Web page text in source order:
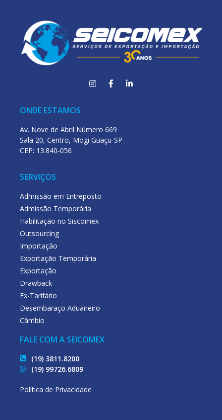
ONDE ESTAMOS
Av. Nove de Abril Número 669
Sala 20, Centro, Mogi Guaçu-SP
CEP: 13.840-056
SERVIÇOS
Admissão em Entreposto
Admissão Temporária
Habilitação no Siscomex
Outsourcing
Importação
Exportação Temporária
Exportação
Drawback
Ex-Tarifário
Desembaraço Aduaneiro
Câmbio
FALE COM A SEICOMEX
(19) 3811.8200
(19) 99726.6809
Política de Privacidade